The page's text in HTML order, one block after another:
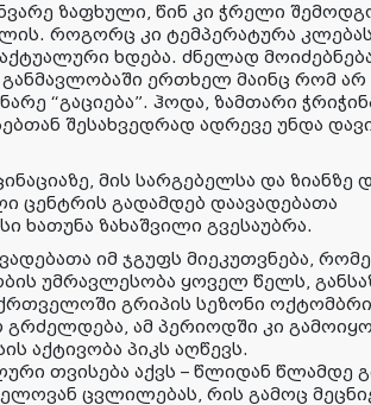
ზაფხული, წინ კი ჭრელი
როგორც კი ტემპერატურა კლებას
ხდება. ძნელად მოიძებნება
ერთხელ მაინც რომ არ
“გაციება”. ჰოდა, ზამთარი
შესახვედრად ადრევე უნდა
მის სარგებელსა და ზიანზე
გადამდებ დაავადებათა
ხათუნა ზახაშვილი გვესაუბრა.
იმ ჯგუფს მიეკუთვნება,
უმრავლესობა ყოველ წელს,
გრიპის სეზონი
ამ პერიოდში კი
აქტივობა პიკს აღწევს.
თვისება აქვს – წლიდან წლამდე
ცვლილებას, რის გამოც